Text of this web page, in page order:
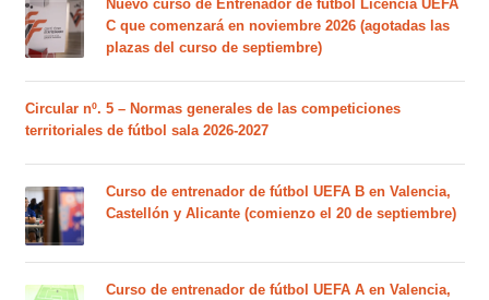
Nuevo curso de Entrenador de fútbol Licencia UEFA
C que comenzará en noviembre 2026 (agotadas las
plazas del curso de septiembre)
Circular nº. 5 – Normas generales de las competiciones
territoriales de fútbol sala 2026-2027
Curso de entrenador de fútbol UEFA B en Valencia,
Castellón y Alicante (comienzo el 20 de septiembre)
Curso de entrenador de fútbol UEFA A en Valencia,